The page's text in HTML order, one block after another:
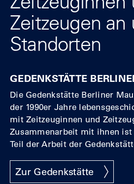
Zeitzeugen an
Standorten
GEDENKSTÄTTE
Die Gedenkstätte Berliner
der 1990er Jahre
mit Zeitzeuginnen und
Zusammenarbeit mit ihnen
Teil der Arbeit der
Zur Gedenkstätte